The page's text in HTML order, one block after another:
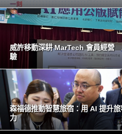
威許移動深耕 MarTech 會員經營
驗
森福德推動智慧旅宿：用 AI 提升
力